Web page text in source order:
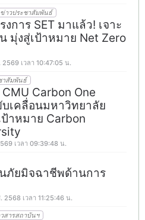
ข่าวประชาสัมพันธ์
การ SET มาแล้ว! เจาะ
มุ่งสู่เป้าหมาย Net Zero
เวลา 10:47:05 น.
าสัมพันธ์
Carbon One
เคลื่อนมหาวิทยาลัย
ป้าหมาย Carbon
เวลา 09:39:48 น.
ภัยมิจฉาชีพด้านการ
2568 เวลา 11:25:46 น.
สารสถาบันฯ